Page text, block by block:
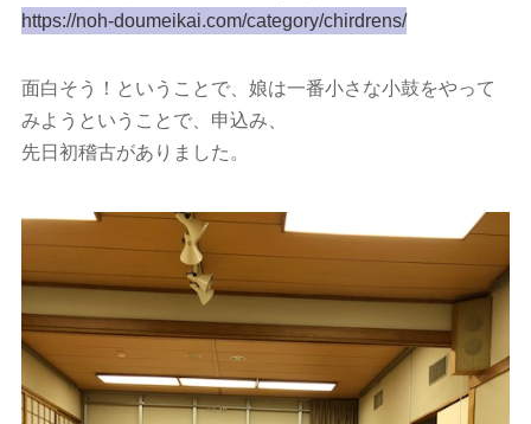
https://noh-doumeikai.com/category/chirdrens/
面白そう！ということで、娘は一番小さな小鼓をやって
みようということで、申込み、
先日初稽古がありました。